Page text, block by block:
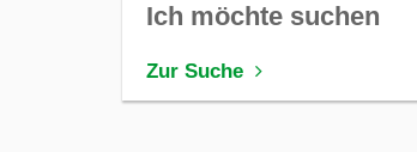
Ich möchte suchen
Zur Suche